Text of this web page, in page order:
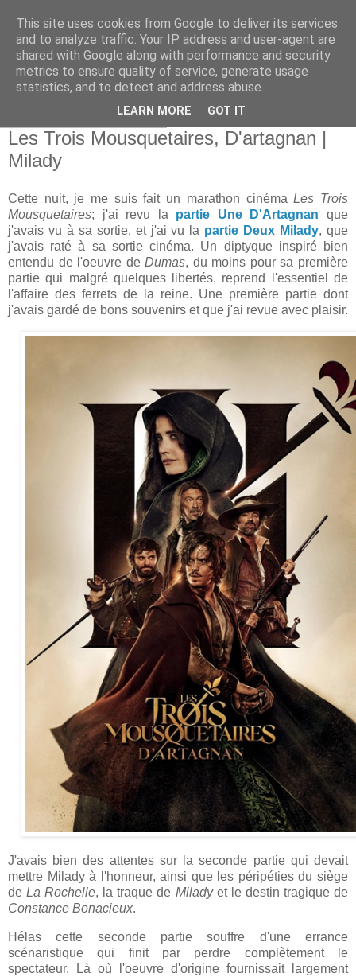
Les Trois Mousquetaires, D'artagnan |
Milady
Cette nuit, je me suis fait un marathon cinémaLes Trois
Mousquetaires; j'ai revu la partie Une D'Artagnan que
j'avais vu à sa sortie, et j'ai vu la partie Deux Milady, que
j'avais raté à sa sortie cinéma. Un diptyque inspiré bien
entendu de l'oeuvre deDumas, du moins pour sa première
partie qui malgré quelques libertés, reprend l'essentiel de
l'affaire des ferrets de la reine. Une première partie dont
j'avais gardé de bons souvenirs et que j'ai revue avec plaisir.
J'avais bien des attentes sur la seconde partie qui devait
mettre Milady à l'honneur, ainsi que les péripéties du siège
deLa Rochelle, la traque de Milady et le destin tragique de
Constance Bonacieux.
Hélas cette seconde partie souffre d'une errance
scénaristique qui finit par perdre complètement le
spectateur. Là où l'oeuvre d'origine fournissait largement
This site uses cookies from Google to deliver its services
and to analyze traffic. Your IP address and user-agent are
shared with Google along with performance and security
metrics to ensure quality of service, generate usage
statistics, and to detect and address abuse.
LEARN MORE GOT IT